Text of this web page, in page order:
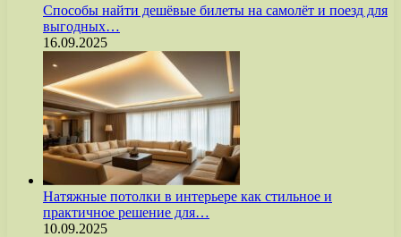
Способы найти дешёвые билеты на самолёт и поезд для
выгодных…
16.09.2025
Натяжные потолки в интерьере как стильное и
практичное решение для…
10.09.2025